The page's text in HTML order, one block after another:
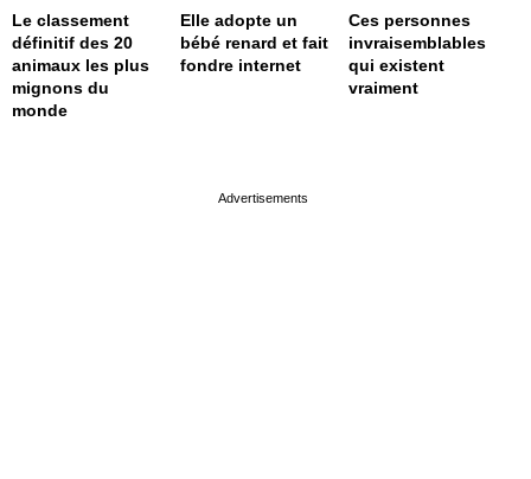
Le classement
définitif des 20
animaux les plus
mignons du
monde
Elle adopte un
bébé renard et fait
fondre internet
Ces personnes
invraisemblables
qui existent
vraiment